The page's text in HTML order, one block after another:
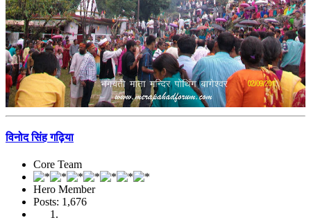
विनोद सिंह गढ़िया
Core Team
Hero Member
Posts: 1,676